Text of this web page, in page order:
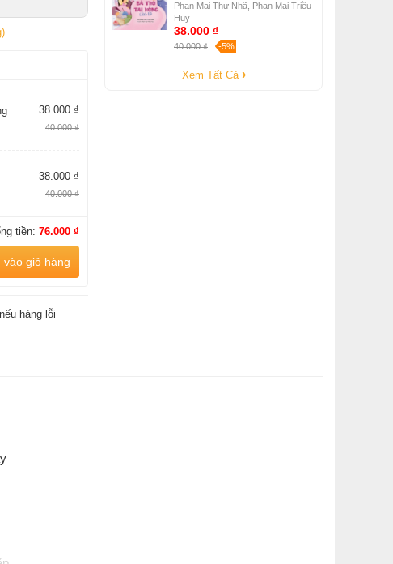
38.000 ₫
40.000 ₫
38.000 ₫
40.000 ₫
tiền: 76.000 ₫
giỏ hàng
hàng lỗi
Phan Mai Thư Nhã, Phan Mai Triều
Huy
38.000 ₫
40.000 ₫ -5%
Xem Tất Cả